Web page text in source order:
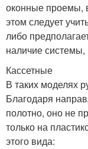
оконные проемы,
этом следует
либо
наличие
Кассетные
В таких моделях
Благодаря
полотно, оно не
только на
этого вида: